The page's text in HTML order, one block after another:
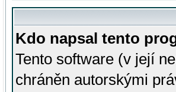
Kdo napsal tento
Tento software (v její
chráněn autorskými